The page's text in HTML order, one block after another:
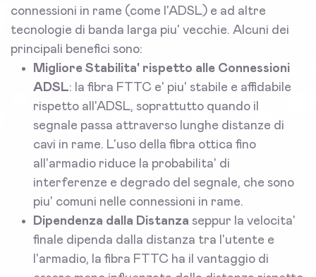
connessioni in rame (come l'ADSL) e ad altre
tecnologie di banda larga piu' vecchie. Alcuni dei
principali benefici sono:
Migliore Stabilita' rispetto alle Connessioni
ADSL: la fibra FTTC e' piu' stabile e affidabile
rispetto all'ADSL, soprattutto quando il
segnale passa attraverso lunghe distanze di
cavi in rame. L'uso della fibra ottica fino
all'armadio riduce la probabilita' di
interferenze e degrado del segnale, che sono
piu' comuni nelle connessioni in rame.
Dipendenza dalla Distanza seppur la velocita'
finale dipenda dalla distanza tra l'utente e
l'armadio, la fibra FTTC ha il vantaggio di